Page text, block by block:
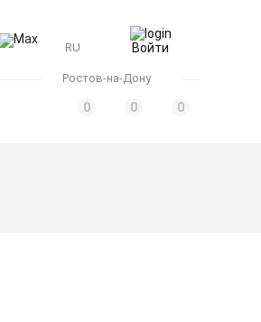
Max
RU Войти
Ростов-на-Дону
0 0 0